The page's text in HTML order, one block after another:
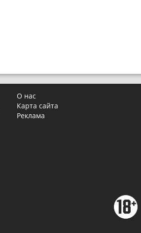
О нас
Карта сайта
Реклама